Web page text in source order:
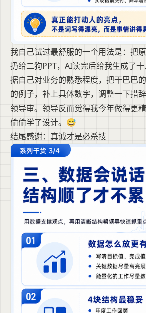
我自己试过最舒服的一个用法是：把
扔给二狗PPT，AI读完后给我生成了
据自己对业务的熟悉程度，把干巴巴
的例子，补上具体数字，调整一下措
领导审。领导反而觉得我今年做得更
偷偷学了设计。😅
结尾感谢：真诚才是必杀技